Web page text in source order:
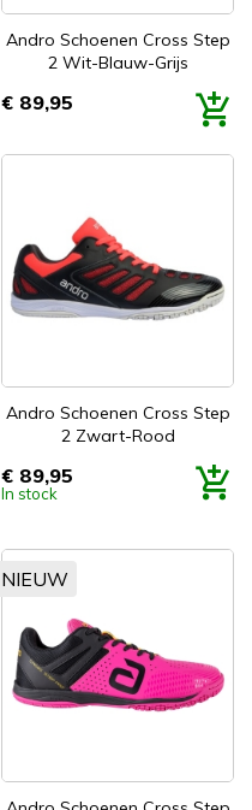
Andro Schoenen Cross Step
2 Wit-Blauw-Grijs
Prijs
€ 89,95
Andro Schoenen Cross Step
2 Zwart-Rood
Prijs
€ 89,95
In stock
NIEUW